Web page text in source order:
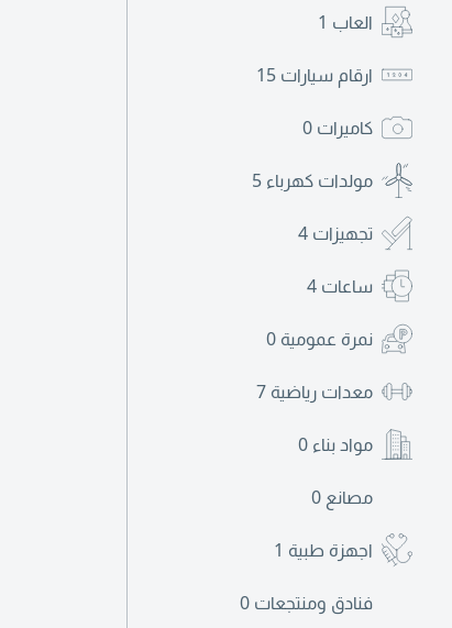
العاب 1
ارقام سيارات 15
كاميرات 0
مولدات كهرباء 5
تجهيزات 4
ساعات 4
نمرة عمومية 0
معدات رياضية 7
مواد بناء 0
مصانع 0
اجهزة طبية 1
فنادق ومنتجعات 0